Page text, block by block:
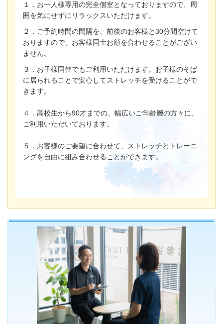
１．お一人様専用の完全個室となっておりますので、周
囲を気にせずにリラックスいただけます。
２．ご予約時間の間隔を、前後のお客様と30分間空けて
おりますので、お客様同士お顔を合わせることがござい
ません。
３．お子様同伴でもご利用いただけます。お子様のそば
に居られることで安心してストレッチを受けることがで
きます。
４．高校生から90才までの、幅広いご年齢層の方々に、
ご利用いただいております。
５．お客様のご要望に合わせて、ストレッチとトレーニ
ングを自由に組み合わせることができます。